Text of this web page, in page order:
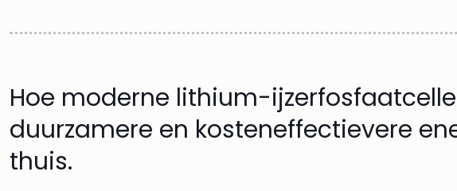
Hoe moderne lithium-
duurzamere en kosteneffectievere
thuis.